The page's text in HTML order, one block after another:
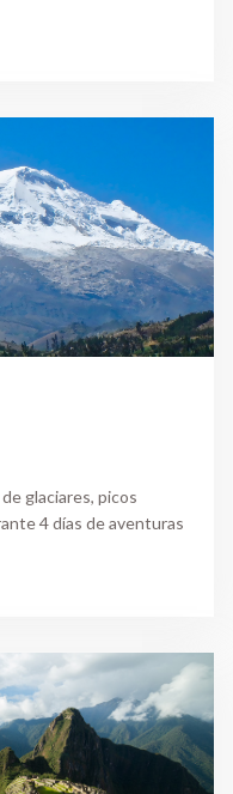
glaciares, picos
4 días de aventuras